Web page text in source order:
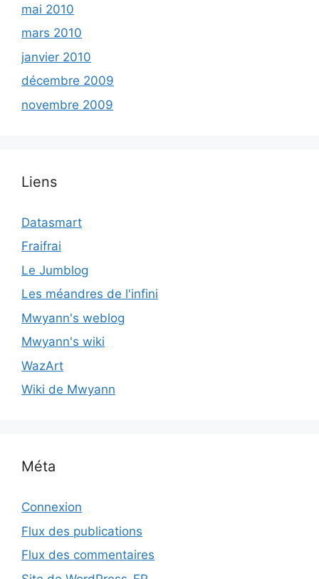
mai 2010
mars 2010
janvier 2010
décembre 2009
novembre 2009
Liens
Datasmart
Fraifrai
Le Jumblog
Les méandres de l'infini
Mwyann's weblog
Mwyann's wiki
WazArt
Wiki de Mwyann
Méta
Connexion
Flux des publications
Flux des commentaires